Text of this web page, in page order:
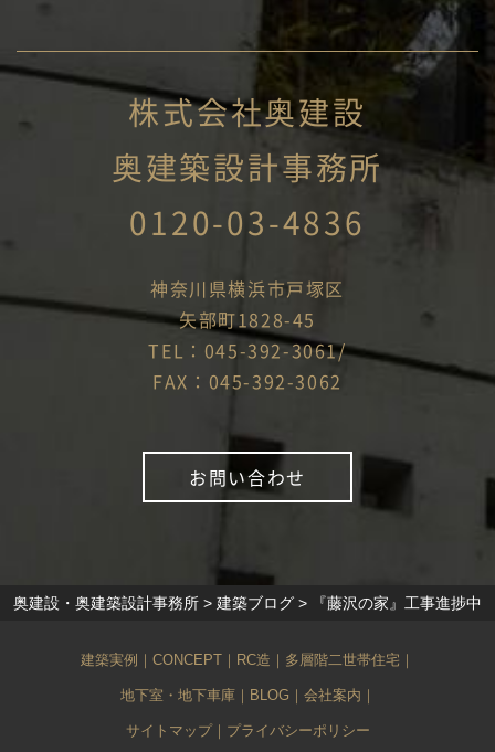
株式会社奥建設
奥建築設計事務所
0120-03-4836
神奈川県横浜市戸塚区
矢部町1828-45
TEL：045-392-3061/
FAX：045-392-3062
お問い合わせ
奥建設・奥建築設計事務所 > 建築ブログ > 『藤沢の家』工事進捗中
建築実例 ｜ CONCEPT ｜ RC造 ｜ 多層階二世帯住宅 ｜
地下室・地下車庫｜ BLOG ｜ 会社案内 ｜
サイトマップ｜ プライバシーポリシー